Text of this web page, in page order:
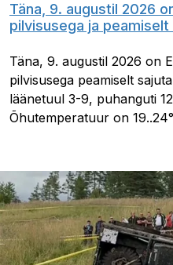
Täna, 9. augustil 2026
pilvisusega ja peamiselt
Täna, 9. augustil 2026 on
pilvisusega peamiselt
läänetuul 3-9, puhanguti
Õhutemperatuur on